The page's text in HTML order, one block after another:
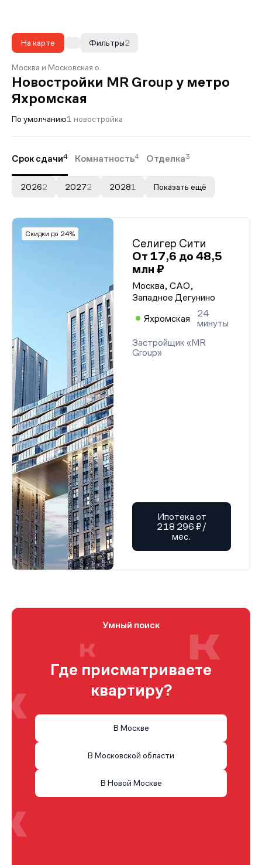
На карте 2
Фильтры
Москва и Московская о.
Новостройки MR Group у метро
Яхромская
По умолчанию1 новостройка
Срок сдачи4 Комнатность4 Отделка3
20262 20272 20281 Показать ещё
Скидки до 24%
Селигер Сити
От 17,6 до 48,5
млн ₽
Москва, САО,
Западное Дегунино
Яхромская
24
минуты
Застройщик «MR
Group»
Ипотека от
218 296 ₽/
мес.
Умный поиск
Где присматриваете
квартиру?
В Москве
В Московской области
В Новой Москве